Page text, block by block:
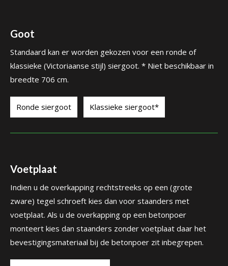
Goot
Standaard kan er worden gekozen voor een ronde of
klassieke (Victoriaanse stijl) siergoot. * Niet beschikbaar in
breedte 706 cm.
Ronde siergoot Klassieke siergoot*
Voetplaat
Indien u de overkapping rechtstreeks op een (grote
zware) tegel schroeft kies dan voor staanders met
voetplaat. Als u de overkapping op een betonpoer
monteert kies dan staanders zonder voetplaat daar het
bevestigingsmateriaal bij de betonpoer zit inbegrepen.